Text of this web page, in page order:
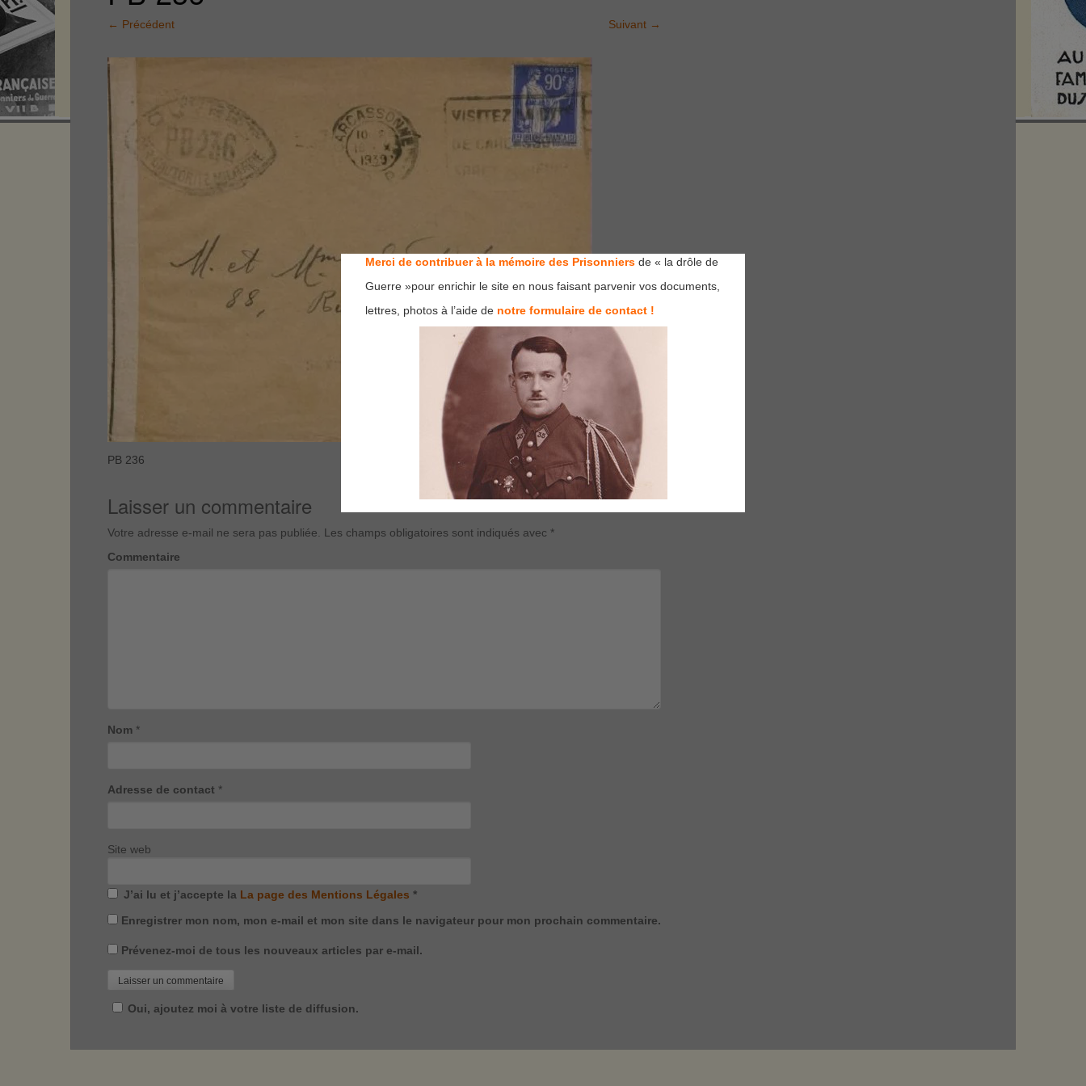
← Précédent Suivant →
PB 236
Laisser un commentaire
Votre adresse e-mail ne sera pas publiée. Les champs obligatoires sont indiqués avec *
Commentaire
Nom *
Adresse de contact *
Site web
J’ai lu et j’accepte la La page des Mentions Légales *
Enregistrer mon nom, mon e-mail et mon site dans le navigateur pour mon prochain commentaire.
Prévenez-moi de tous les nouveaux articles par e-mail.
Oui, ajoutez moi à votre liste de diffusion.
Merci de contribuer à la mémoire des Prisonniers de « la drôle de
Guerre »pour enrichir le site en nous faisant parvenir vos documents,
lettres, photos à l’aide de notre formulaire de contact !